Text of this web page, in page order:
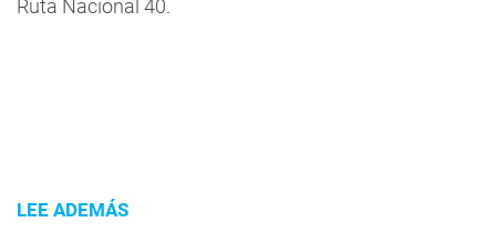
Ruta Nacional 40.
LEE ADEMÁS